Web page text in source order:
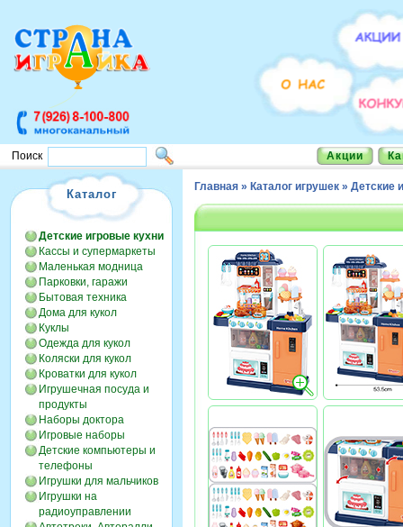
Поиск Акции
Каталог
Детские игровые кухни
Кассы и супермаркеты
Маленькая модница
Парковки, гаражи
Бытовая техника
Дома для кукол
Куклы
Одежда для кукол
Коляски для кукол
Кроватки для кукол
Игрушечная посуда и
продукты
Наборы доктора
Игровые наборы
Детские компьютеры и
телефоны
Игрушки для мальчиков
Игрушки на
радиоуправлении
Главная » Каталог игрушек » Детские